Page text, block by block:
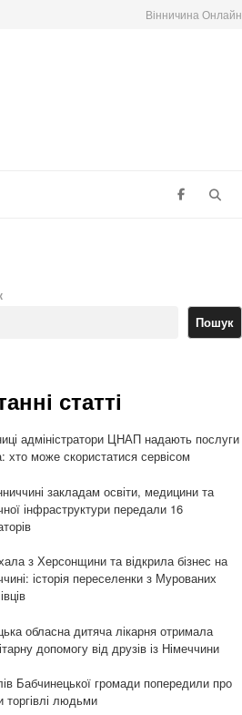
Вінничина Онлайн
Пошук
статті
адміністратори ЦНАП надають послуги
хто може скористатися сервісом
закладам освіти, медицини та
інфраструктури передали 16
з Херсонщини та відкрила бізнес на
історія переселенки з Мурованих
обласна дитяча лікарня отримала
допомогу від друзів із Німеччини
Бабчинецької громади попередили про
торгівлі людьми